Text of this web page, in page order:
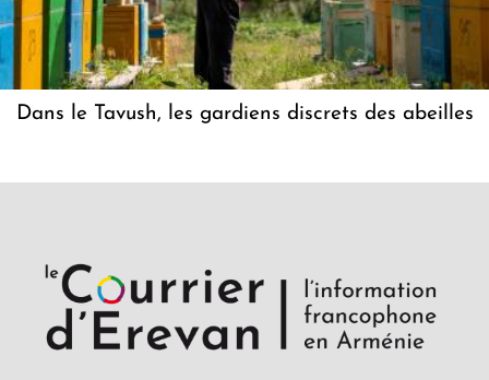
Dans le Tavush, les gardiens discrets des abeilles